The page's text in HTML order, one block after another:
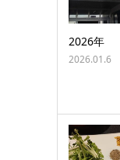
2026年
2026.01.6